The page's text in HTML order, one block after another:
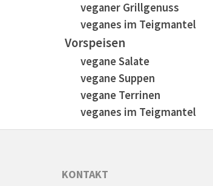
veganer Grillgenuss
veganes im Teigmantel
Vorspeisen
vegane Salate
vegane Suppen
vegane Terrinen
veganes im Teigmantel
KONTAKT